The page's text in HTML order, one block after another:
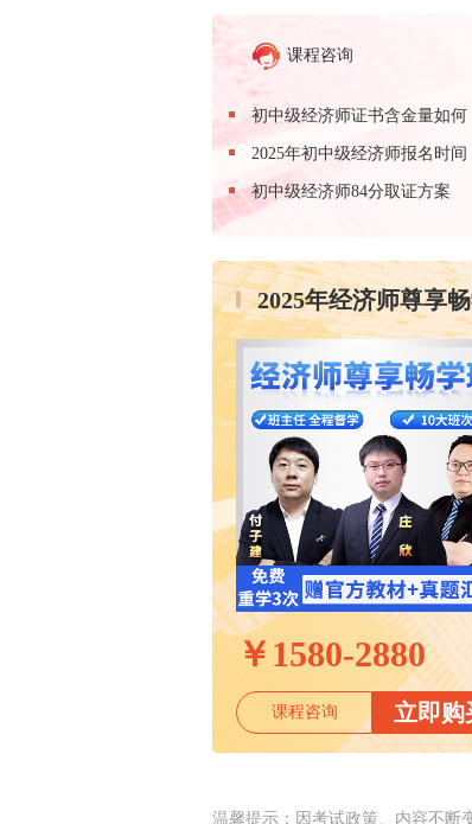
课程咨询
初中级经济师证书含金量如何
2025年初中级经济师报名时间
初中级经济师84分取证方案
2025年经济师尊享
￥ 1580-2880
课程咨询 立即购
温馨提示：因考试政策、内容不断